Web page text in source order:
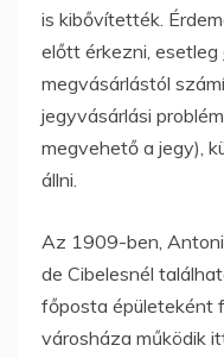
is kibővítették.
előtt érkezni, esetleg
megvásárlástól
jegyvásárlási
megvehető a jegy),
állni.
Az 1909-ben,
de Cibelesnél
főposta épületeként
városháza működik